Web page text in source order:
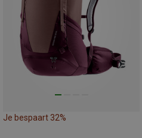
Je bespaart 32%